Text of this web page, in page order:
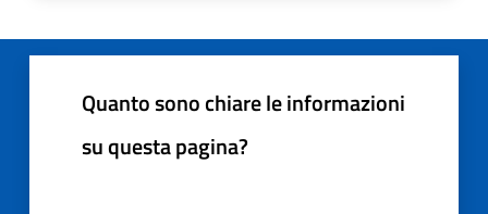
Quanto sono chiare le informazioni
su questa pagina?